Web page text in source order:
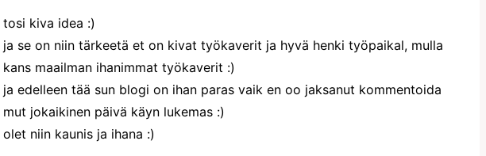
tosi kiva idea :)
ja se on niin tärkeetä et on kivat työkaverit ja hyvä henki työpaikal, mulla
kans maailman ihanimmat työkaverit :)
ja edelleen tää sun blogi on ihan paras vaik en oo jaksanut kommentoida
mut jokaikinen päivä käyn lukemas :)
olet niin kaunis ja ihana :)